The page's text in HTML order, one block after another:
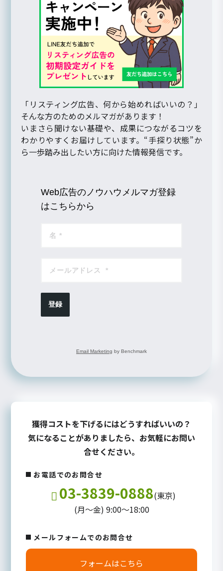
「リスティング広告、何から始めればいいの？」
そんな方のためのメルマガがあります！
いまさら聞けない基礎や、成果につながるコツを
わかりやすくお届けしています。“手探り状態”か
ら一歩踏み出したい方に向けた情報発信です。
Web広告のノウハウメルマガ登録
はこちらから
登録
Email Marketing by Benchmark
獲得コストを下げるにはどうすればいいの？
気になることがありましたら、お気軽にお問い
合せください。
お電話でのお問合せ
03-3839-0888(東京)
(月～金) 9:00～18:00
メールフォームでのお問合せ
フォームはこちら